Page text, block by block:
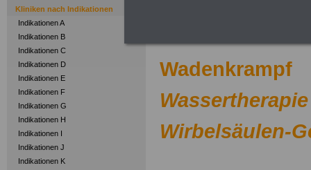
Kliniken nach Indikationen
Indikationen A
Indikationen B
Indikationen C
Indikationen D
Indikationen E
Indikationen F
Indikationen G
Indikationen H
Indikationen I
Indikationen J
Indikationen K
.
Wadenkrampf
Wassertherapie
Wirbelsäulen-